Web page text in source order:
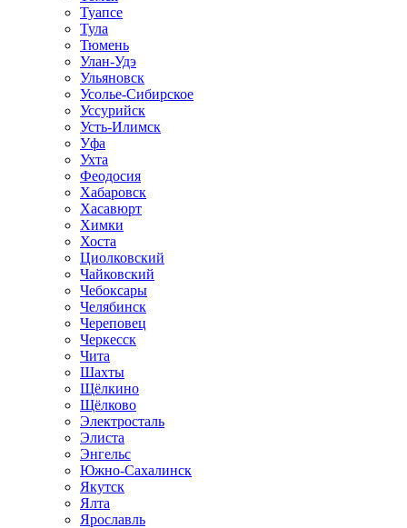
Туапсе
Тула
Тюмень
Улан-Удэ
Ульяновск
Усолье-Сибирское
Уссурийск
Усть-Илимск
Уфа
Ухта
Феодосия
Хабаровск
Хасавюрт
Химки
Хоста
Циолковский
Чайковский
Чебоксары
Челябинск
Череповец
Черкесск
Чита
Шахты
Щёлкино
Щёлково
Электросталь
Элиста
Энгельс
Южно-Сахалинск
Якутск
Ялта
Ярославль